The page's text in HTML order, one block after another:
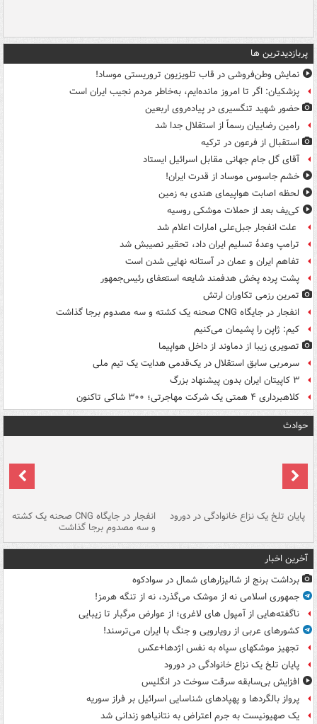
پربازدیدترین ها
نمایش وطن‌فروشی در قاب تلویزیون تروریستی موساد!
پزشکیان: اگر تا امروز مانده‌ایم، به‌خاطر مردم نجیب ایران است
حضور شهید تنگسیری در پیاده‌روی اربعین
رامین رضاییان رسماً از استقلال جدا شد
استقبال از فرعون در ترکیه
آقای گل جام جهانی مقابل اسرائیل ایستاد
خشم جاسوس موساد از قدرت ایران!
لحظه اصابت هواپیمای هندی به زمین
کی‌یف بعد از حملات موشکی روسیه
علت انفجار جبل‌علی امارات اعلام شد
ترامپ وعدۀ تسلیم ایران داد، تحقیر نصیبش شد
تفاهم ایران و عمان در آستانه نهایی شدن است
پشت پرده پخش هدفمند شایعه استعفای رئیس‌جمهور
تمرین رزمی تکاوران ارتش
انفجار در جایگاه CNG صحنه یک کشته و سه مصدوم برجا گذاشت
کیم: ژاپن را پشیمان می‌کنیم
تصویری زیبا از دماوند از داخل هواپیما
سرمربی سابق استقلال در یک‌قدمی هدایت یک تیم ملی
۳ کاپیتان ایران بدون پیشنهاد بزرگ
کلاهبرداری ۴ همتی یک شرکت مهاجرتی؛ ۳۰۰ شاکی تاکنون
حوادث
پایان تلخ یک نزاع خانوادگی در دورود انفجار در جایگاه CNG صحنه یک کشته
و سه مصدوم برجا گذاشت
آخرین اخبار
برداشت برنج از شالیزارهای شمال در سوادکوه
جمهوری اسلامی نه از موشک می‌گذرد، نه از تنگه هرمز!
ناگفته‌هایی از آمپول های لاغری؛ از عوارض مرگبار تا زیبایی
کشورهای عربی از رویارویی و جنگ با ایران می‌ترسند!
تجهیز موشکهای سپاه به نفس اژدها+عکس
پایان تلخ یک نزاع خانوادگی در دورود
افزایش بی‌سابقه سرقت سوخت در انگلیس
پرواز بالگردها و پهپادهای شناسایی اسرائیل بر فراز سوریه
یک صهیونیست به جرم اعتراض به نتانیاهو زندانی شد